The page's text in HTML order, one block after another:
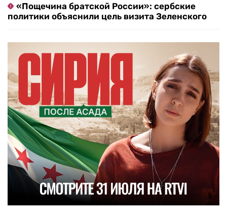
«Пощечина братской России»: сербские
политики объяснили цель визита Зеленского